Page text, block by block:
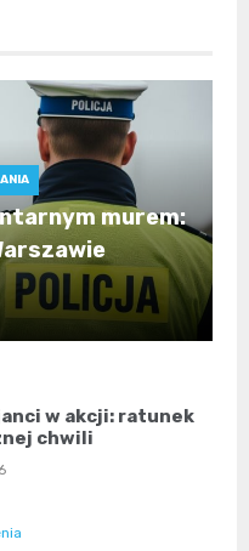
murem:
w akcji: ratunek
chwili